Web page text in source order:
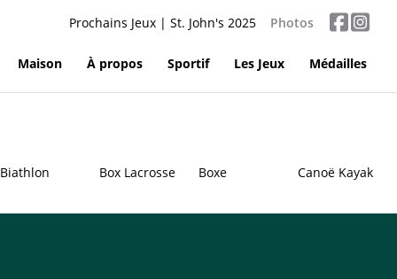
Prochains Jeux | St. John's 2025 Photos
Maison À propos Sportif Les Jeux Médailles
Biathlon Box Lacrosse Boxe Canoë Kayak